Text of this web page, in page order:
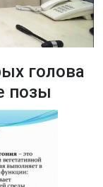
голова
позы